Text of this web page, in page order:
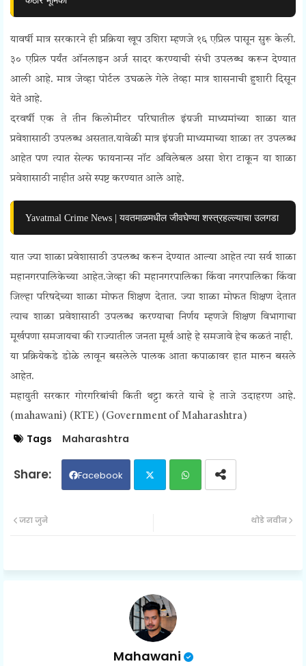
यावर्षी मात्र सरकारने ही प्रक्रिया खूप उशिरा म्हणजे १६ एप्रिल पासून सुरू केली.
३० एप्रिल पर्यंत ऑनलाइन अर्ज सादर करण्याची संधी उपलब्ध करून देण्यात
आली आहे. मात्र जेव्हा पोर्टल उघळले गेले तेव्हा मात्र शासनाची हुशारी दिसून
येते आहे.
दरवर्षी एक ते तीन किलोमीटर परिघातील इंग्रजी माध्यमांच्या शाळा यात
प्रवेशासाठी उपलब्ध असतात.यावेळी मात्र इंग्रजी माध्यमाच्या शाळा तर उपलब्ध
आहेत पण त्यात सेल्फ फायनान्स नॉट अविलेबल असा शेरा टाकून या शाळा
प्रवेशासाठी नाहीत असे स्पष्ट करण्यात आले आहे.
Yavatmal Crime News | यवतमाळमधील जीवघेण्या शस्त्रहल्ल्याचा उलगडा
यात ज्या शाळा प्रवेशासाठी उपलब्ध करून देण्यात आल्या आहेत त्या सर्व शाळा
महानगरपालिकेच्या आहेत.जेव्हा की महानगरपालिका किंवा नगरपालिका किंवा
जिल्हा परिषदेच्या शाळा मोफत शिक्षण देतात. ज्या शाळा मोफत शिक्षण देतात
त्याच शाळा प्रवेशासाठी उपलब्ध करण्याचा निर्णय म्हणजे शिक्षण विभागाचा
मूर्खपणा समजायचा की राज्यातील जनता मूर्ख आहे हे समजावे हेच कळतं नाही.
या प्रक्रियेकडे डोळे लावून बसलेले पालक आता कपाळावर हात मारुन बसले
आहेत.
महायुती सरकार गोरगरिबांची किती थट्टा करते याचे हे ताजे उदाहरण आहे.
(mahawani) (RTE) (Government of Maharashtra)
Tags Maharashtra
Facebook
ap
थोडे नवीन
जरा जुने
Mahawani